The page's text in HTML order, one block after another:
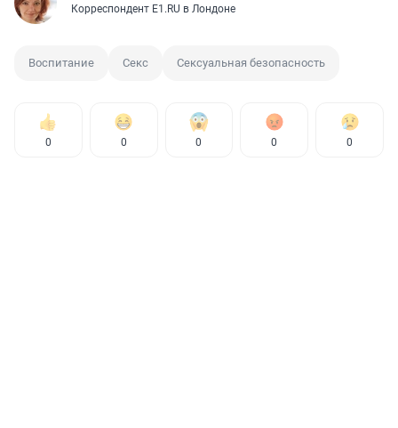
Корреспондент E1.RU в Лондоне
Воспитание Секс Сексуальная безопасность
0 0 0 0 0